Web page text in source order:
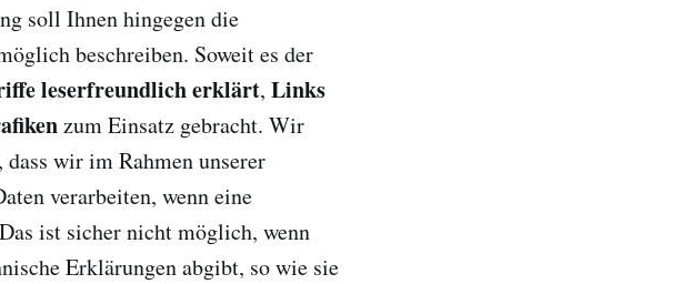
soll Ihnen hingegen die
beschreiben. Soweit es der
leserfreundlich erklärt, Links
zum Einsatz gebracht. Wir
wir im Rahmen unserer
verarbeiten, wenn eine
ist sicher nicht möglich, wenn
Erklärungen abgibt, so wie sie